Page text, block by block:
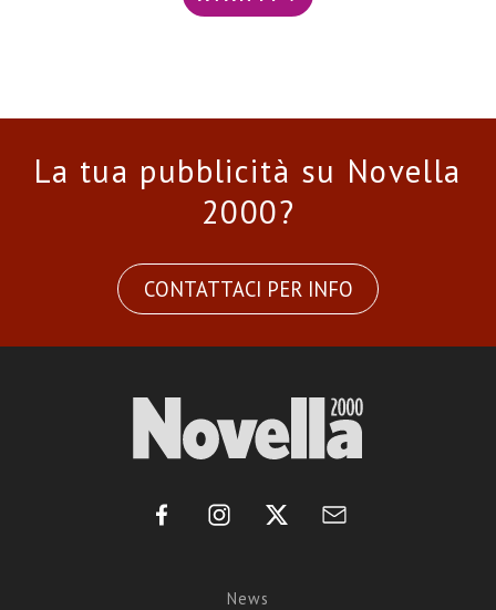
La tua pubblicità su Novella
2000?
CONTATTACI PER INFO
News